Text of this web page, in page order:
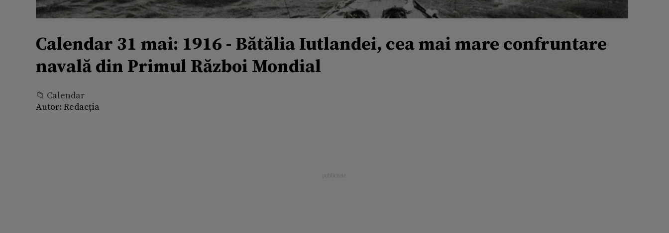
Calendar 31 mai: 1916 - Bătălia Iutlandei, cea mai mare confruntare
navală din Primul Război Mondial
📁 Calendar
Autor: Redacția